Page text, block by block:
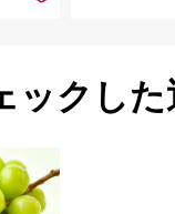
ックした